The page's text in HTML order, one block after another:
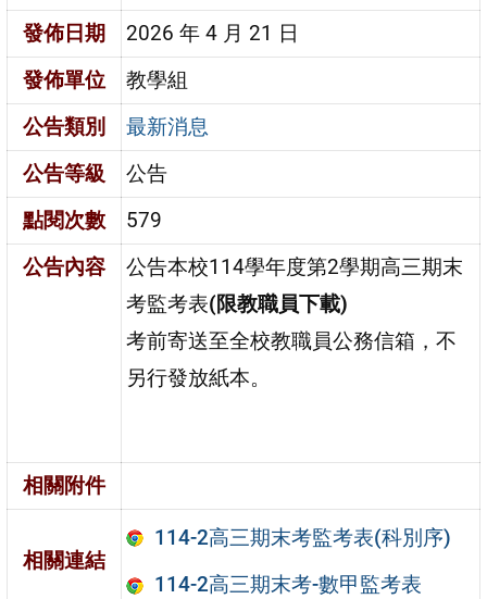
發佈日期
2026 年 4 月 21 日
發佈單位
教學組
公告類別
最新消息
公告等級
公告
點閱次數
579
公告內容
公告本校114學年度第2學期高三期末
考監考表(限教職員下載)
考前寄送至全校教職員公務信箱，不
另行發放紙本。
相關附件
相關連結
114-2高三期末考監考表(科別序)
114-2高三期末考-數甲監考表